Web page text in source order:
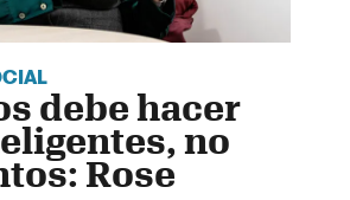
debe hacer
no
Rose